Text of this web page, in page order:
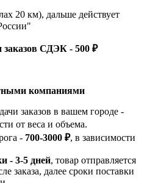
20 км), дальше действует
заказов СДЭК - 500 ₽
компаниями
заказов в вашем городе -
от веса и объема.
- 700-3000 ₽, в зависимости
- 3-5 дней, товар отправляется
заказа, далее сроки поставки